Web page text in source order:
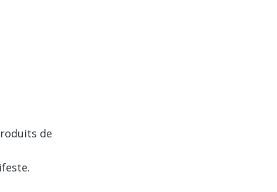
de